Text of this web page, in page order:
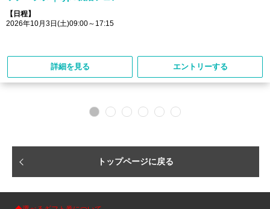
【日程】
2026年10月3日(土)09:00～17:15
詳細を見る エントリーする
トップページに戻る